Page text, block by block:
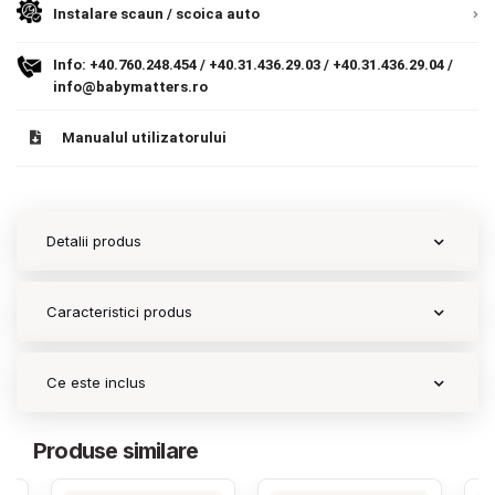
Instalare scaun / scoica auto
Info: +40.760.248.454 / +40.31.436.29.03 / +40.31.436.29.04 /
info@babymatters.ro
Manualul utilizatorului
Detalii produs
Caracteristici produs
Ce este inclus
Produse similare